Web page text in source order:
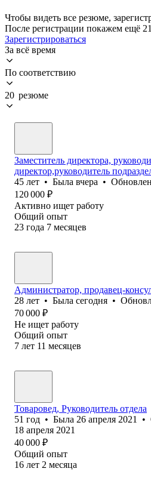
Чтобы видеть все резюме,
После регистрации покажем ещё
Зарегистрироваться
За всё время
По соответствию
20 резюме
Заместитель директора,
директор,руководитель
45 лет • Была вчера •
120 000 ₽
Активно ищет работу
Общий опыт
23 года 7 месяцев
Администратор, продавец-
28 лет • Была сегодня •
70 000 ₽
Не ищет работу
Общий опыт
7 лет 11 месяцев
Товаровед, Руководитель отдела
51 год • Была 26 апреля 2021 •
18 апреля 2021
40 000 ₽
Общий опыт
16 лет 2 месяца